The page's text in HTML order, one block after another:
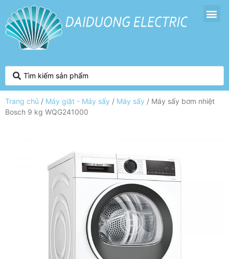
Trang chủ / Máy giặt - Máy sấy / Máy sấy / Máy sấy bơm nhiệt
Bosch 9 kg WQG241000